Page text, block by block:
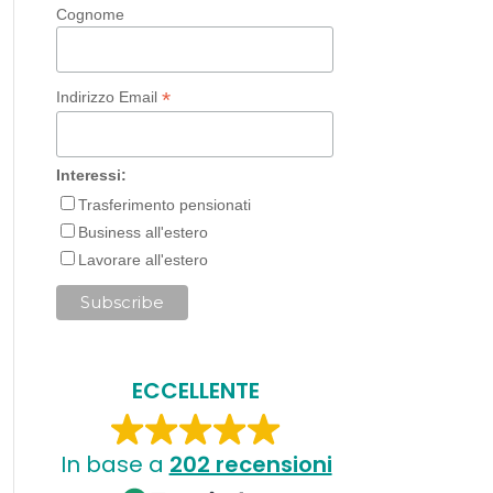
Cognome
Indirizzo Email *
Interessi:
Trasferimento pensionati
Business all'estero
Lavorare all'estero
ECCELLENTE
In base a 202 recensioni